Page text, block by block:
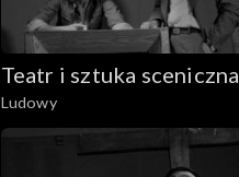
Teatr i sztuka sceniczna
Ludowy